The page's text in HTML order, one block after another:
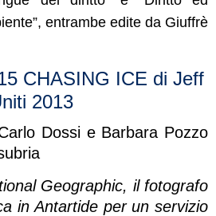
entrambe edite da Giuffrè
CHASING ICE di Jeff
2013
Dossi e Barbara Pozzo
Geographic, il fotografo
in Antartide per un servizio